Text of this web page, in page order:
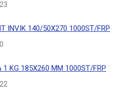
INVIK 140/50X270 1000ST/FRP
1 KG 185X260 MM 1000ST/FRP